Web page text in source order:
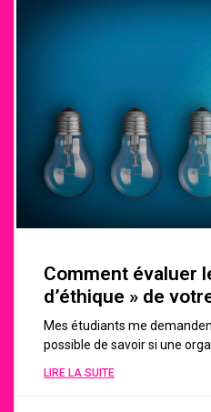
Comment évaluer
d’éthique » de
Mes étudiants me
possible de savoir si une
LIRE LA SUITE